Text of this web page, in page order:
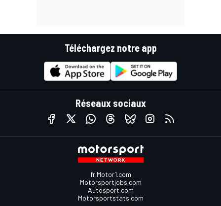
Téléchargez notre app
Réseaux sociaux
fr.Motor1.com
Motorsportjobs.com
Autosport.com
Motorsportstats.com